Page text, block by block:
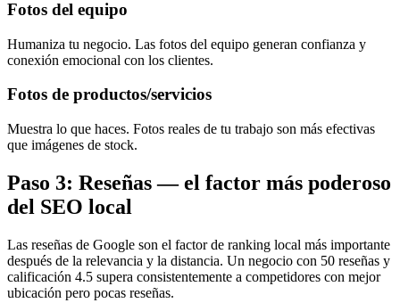
Fotos del equipo
Humaniza tu negocio. Las fotos del equipo generan confianza y
conexión emocional con los clientes.
Fotos de productos/servicios
Muestra lo que haces. Fotos reales de tu trabajo son más efectivas
que imágenes de stock.
Paso 3: Reseñas — el factor más poderoso
del SEO local
Las reseñas de Google son el factor de ranking local más importante
después de la relevancia y la distancia. Un negocio con 50 reseñas y
calificación 4.5 supera consistentemente a competidores con mejor
ubicación pero pocas reseñas.